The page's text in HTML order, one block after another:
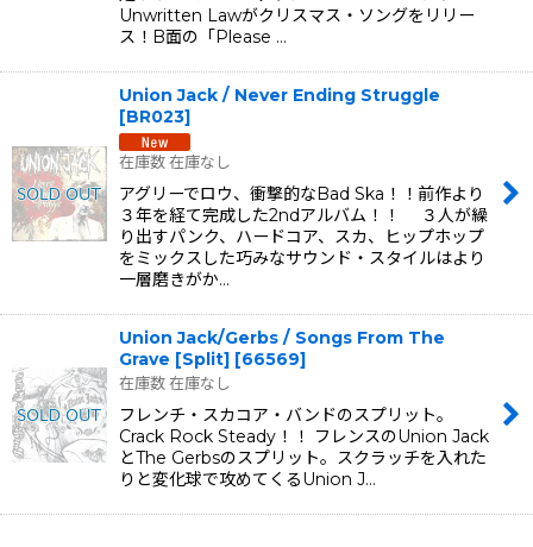
Unwritten Lawがクリスマス・ソングをリリー
ス！B面の「Please …
Union Jack / Never Ending Struggle
[BR023]
在庫数 在庫なし
アグリーでロウ、衝撃的なBad Ska！！前作より
３年を経て完成した2ndアルバム！！ ３人が繰
り出すパンク、ハードコア、スカ、ヒップホップ
をミックスした巧みなサウンド・スタイルはより
一層磨きがか…
Union Jack/Gerbs / Songs From The
Grave [Split] [66569]
在庫数 在庫なし
フレンチ・スカコア・バンドのスプリット。
Crack Rock Steady！！ フレンスのUnion Jack
とThe Gerbsのスプリット。スクラッチを入れた
りと変化球で攻めてくるUnion J…